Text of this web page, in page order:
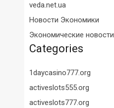
veda.net.ua
Новости Экономики
Экономические новости
Categories
1daycasino777.org
activeslots555.org
activeslots777.org